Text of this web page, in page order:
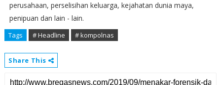
perusahaan, perselisihan keluarga, kejahatan dunia maya,
penipuan dan lain - lain.
Tags # Headline # kompolnas
Share This